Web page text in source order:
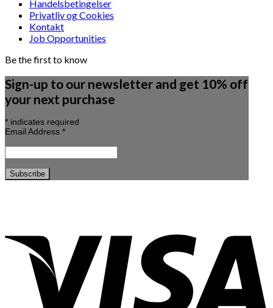
Handelsbetingelser
Privatliv og Cookies
Kontakt
Job Opportunities
Be the first to know
Sign-up to our newsletter and get 10% off
your next purchase
* indicates required
Email Address *